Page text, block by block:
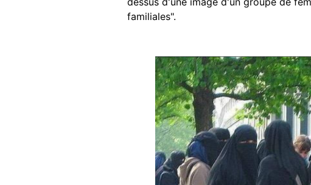
familiales".
Image